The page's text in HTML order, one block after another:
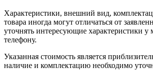
Характеристики, внешний вид,
товара иногда могут отличаться от
уточнять интересующие характеристики у
телефону.
Указанная стоимость является
наличие и комплектацию необходимо